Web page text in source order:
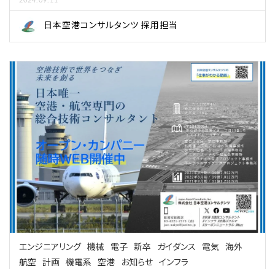
日本空港コンサルタンツ 採用担当
エンジニアリング 機械 電子 新卒 ガイダンス 電気 海外
航空 計画 機電系 空港 お知らせ インフラ